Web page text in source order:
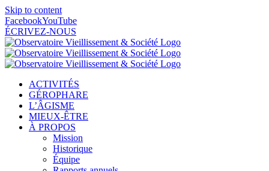
Skip to content
FacebookYouTube
ÉCRIVEZ-NOUS
ACTIVITÉS
GÉROPHARE
L’ÂGISME
MIEUX-ÊTRE
À PROPOS
Mission
Historique
Équipe